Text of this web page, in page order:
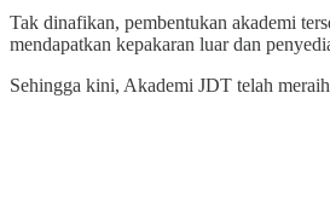
Tak dinafikan, pembentukan akademi
mendapatkan kepakaran luar dan
Sehingga kini, Akademi JDT telah